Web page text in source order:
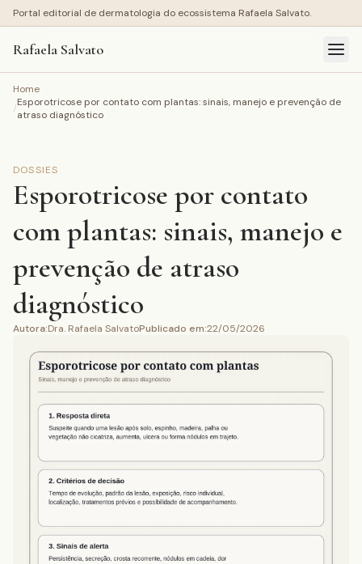
Portal editorial de dermatologia do ecossistema Rafaela Salvato.
Rafaela Salvato
Home
/Esporotricose por contato com plantas: sinais, manejo e prevenção de
atraso diagnóstico
DOSSIES
Esporotricose por contato
com plantas: sinais, manejo e
prevenção de atraso
diagnóstico
Autora:Dra. Rafaela SalvatoPublicado em:22/05/2026